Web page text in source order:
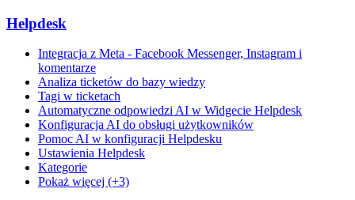
Helpdesk
Integracja z Meta - Facebook Messenger, Instagram i
komentarze
Analiza ticketów do bazy wiedzy
Tagi w ticketach
Automatyczne odpowiedzi AI w Widgecie Helpdesk
Konfiguracja AI do obsługi użytkowników
Pomoc AI w konfiguracji Helpdesku
Ustawienia Helpdesk
Kategorie
Pokaż więcej (+3)